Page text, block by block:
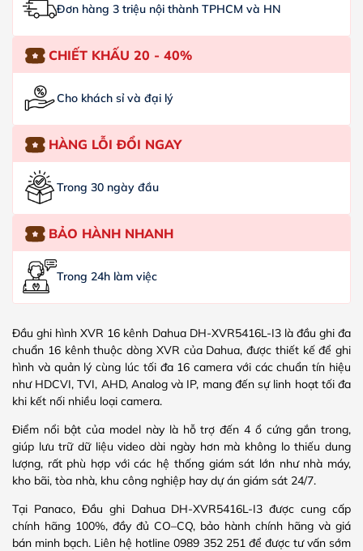
Đơn hàng 3 triệu nội thành TPHCM và HN
CHIẾT KHẤU 20 - 40%
Cho khách sỉ và đại lý
HÀNG LỖI ĐỔI NGAY
Trong 30 ngày đầu
BẢO HÀNH NHANH
Trong 24h làm việc
Đầu ghi hình XVR 16 kênh Dahua DH-XVR5416L-I3 là đầu ghi đa
chuẩn 16 kênh thuộc dòng XVR của Dahua, được thiết kế để ghi
hình và quản lý cùng lúc tối đa 16 camera với các chuẩn tín hiệu
như HDCVI, TVI, AHD, Analog và IP, mang đến sự linh hoạt tối đa
khi kết nối nhiều loại camera.
Điểm nổi bật của model này là hỗ trợ đến 4 ổ cứng gắn trong,
giúp lưu trữ dữ liệu video dài ngày hơn mà không lo thiếu dung
lượng, rất phù hợp với các hệ thống giám sát lớn như nhà máy,
kho bãi, tòa nhà, khu công nghiệp hay dự án giám sát 24/7.
Tại Panaco, Đầu ghi Dahua DH-XVR5416L-I3 được cung cấp
chính hãng 100%, đầy đủ CO–CQ, bảo hành chính hãng và giá
bán minh bạch. Liên hệ hotline 0989 352 251 để được tư vấn sớm